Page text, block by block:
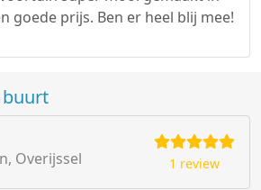
goede prijs. Ben er heel blij mee!
buurt
Overijssel
1 review